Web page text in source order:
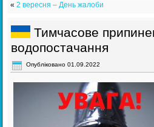
«2 вересня – День жалоби
Тимчасове
водопостачання
Опубліковано 01.09.2022